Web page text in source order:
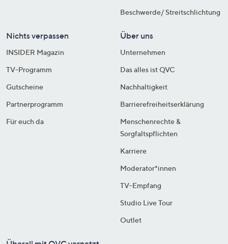
Beschwerde/ Streitschlichtung
Nichts verpassen
INSIDER Magazin
TV-Programm
Gutscheine
Partnerprogramm
Für euch da
Über uns
Unternehmen
Das alles ist QVC
Nachhaltigkeit
Barrierefreiheitserklärung
Menschenrechte &
Sorgfaltspflichten
Karriere
Moderator*innen
TV-Empfang
Studio Live Tour
Outlet